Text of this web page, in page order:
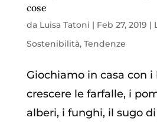
cose
da Luisa Tatoni | Feb 27, 2019 |
Sostenibilità, Tendenze
Giochiamo in casa con
crescere le farfalle, i
alberi, i funghi, il sugo